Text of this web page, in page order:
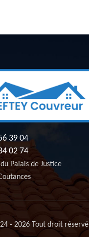
39 04
02 74
Palais de Justice
- 2026 Tout droit réservé